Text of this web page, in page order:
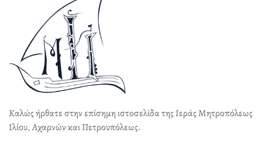
Καλώς ήρθατε στην επίσημη ιστοσελίδα της Ιεράς Μητροπόλεως
Ιλίου, Αχαρνών και Πετρουπόλεως.